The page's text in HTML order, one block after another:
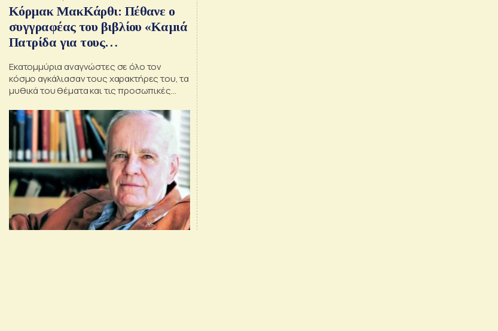
Κόρμακ ΜακΚάρθι: Πέθανε ο
συγγραφέας του βιβλίου «Καμιά
Πατρίδα για τους
Εκατομμύρια αναγνώστες σε όλο τον
κόσμο αγκάλιασαν τους χαρακτήρες του, τα
μυθικά του θέματα και τις προσωπικές